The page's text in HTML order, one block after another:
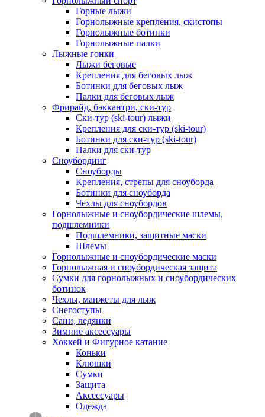
Горные лыжи
Горнолыжные крепления, скистопы
Горнолыжные ботинки
Горнолыжные палки
Лыжные гонки
Лыжи беговые
Крепления для беговых лыж
Ботинки для беговых лыж
Палки для беговых лыж
Фрирайд, бэккантри, ски-тур
Ски-тур (ski-tour) лыжи
Крепления для ски-тур (ski-tour)
Ботинки для ски-тур (ski-tour)
Палки для ски-тур
Сноубординг
Сноуборды
Крепления, стрепы для сноуборда
Ботинки для сноуборда
Чехлы для сноубордов
Горнолыжные и сноубордические шлемы,
подшлемники
Подшлемники, защитные маски
Шлемы
Горнолыжные и сноубордические маски
Горнолыжная и сноубордическая защита
Сумки для горнолыжных и сноубордических
ботинок
Чехлы, манжеты для лыж
Снегоступы
Сани, ледянки
Зимние аксессуары
Хоккей и Фигурное катание
Коньки
Клюшки
Сумки
Защита
Аксессуары
Одежда